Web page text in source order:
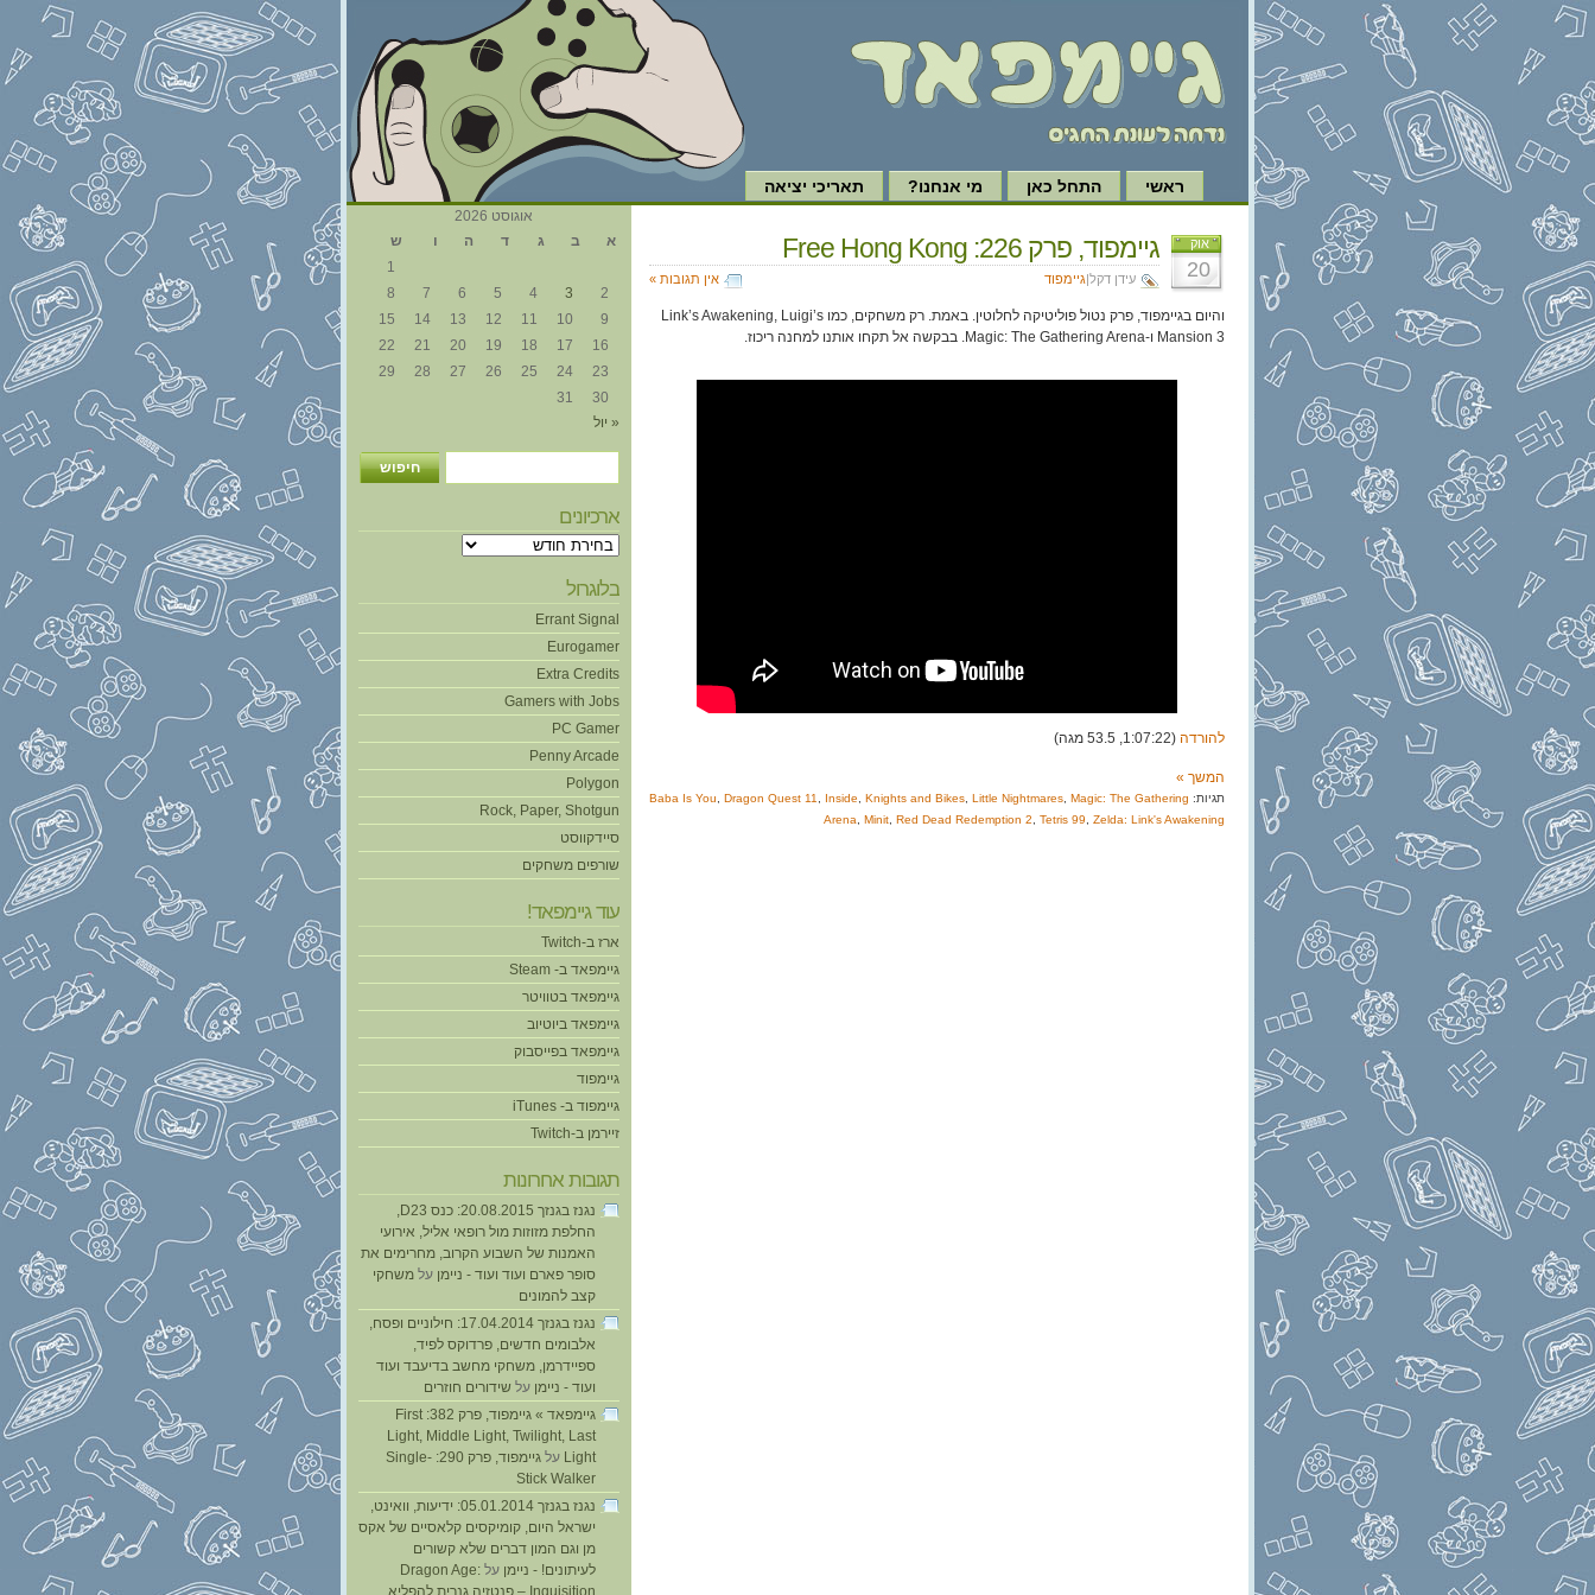
ראשי התחל כאן מי אנחנו? תאריכי יציאה
אוק
20
גיימפוד, פרק 226: Free Hong Kong
עידן דקל|גיימפוד אין תגובות »
והיום בגיימפוד, פרק נטול פוליטיקה לחלוטין. באמת. רק משחקים, כמו Link’s Awakening, Luigi’s
Mansion 3 ו-Magic: The Gathering Arena. בבקשה אל תקחו אותנו למחנה ריכוז.
להורדה (1:07:22, 53.5 מגה)
המשך »
תגיות: Baba Is You Dragon Quest 11 Inside Knights and Bikes Little Nightmares Magic: The Gathering
Arena
Minit Red Dead Redemption 2 Tetris 99 Zelda: Link's Awakening
אוגוסט 2026
א
ב ג ד ה ו
ש
1
2
3
4
5
6
7
8
9
10
11
12
13
14
15
16
17
18
19
20
21
22
23
24
25
26
27
28
29
30
31
« יול
ארכיונים
ארכיונים
בלוגרול
Errant Signal
Eurogamer
Extra Credits
Gamers with Jobs
PC Gamer
Penny Arcade
Polygon
Rock, Paper, Shotgun
סיידקווסט
שורפים משחקים
עוד גיימפאד!
ארז ב-Twitch
גיימפאד ב- Steam
גיימפאד בטוויטר
גיימפאד ביוטיוב
גיימפאד בפייסבוק
גיימפוד
גיימפוד ב- iTunes
זיירמן ב-Twitch
תגובות אחרונות
נגנז בגנזך 20.08.2015: כנס D23,
החלפת מזוזות מול רופאי אליל, אירועי
האמנות של השבוע הקרוב, מחרימים את
סופר פארם ועוד ועוד - ניימן על משחקי
קצב להמונים
נגנז בגנזך 17.04.2014: חילוניים ופסח,
אלבומים חדשים, פרדוקס לפיד,
ספיידרמן, משחקי מחשב בדיעבד ועוד
ועוד - ניימן על שידורים חוזרים
גיימפאד » גיימפוד, פרק 382: First
Light, Middle Light, Twilight, Last
Light על
גיימפוד, פרק 290: Single-
Stick Walker
נגנז בגנזך 05.01.2014: ידיעות, וואינט,
ישראל היום, קומיקסים קלאסיים של אקס
מן וגם המון דברים שלא קשורים
לעיתונים! - ניימן על Dragon Age:
Inquisition – פנטזיה גנרית להפליא